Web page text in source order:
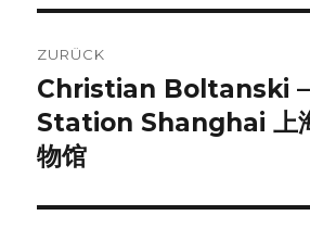
ZURÜCK
Vorheriger
Beitrag:
Christian Boltanski
Station Shanghai 上
物馆